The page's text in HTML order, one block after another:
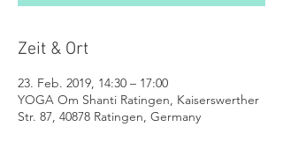
Zeit & Ort
23. Feb. 2019, 14:30 – 17:00
YOGA Om Shanti Ratingen, Kaiserswerther
Str. 87, 40878 Ratingen, Germany